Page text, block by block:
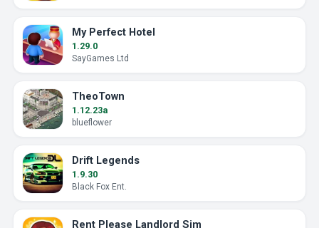
My Perfect Hotel
1.29.0
SayGames Ltd
TheoTown
1.12.23a
blueflower
Drift Legends
1.9.30
Black Fox Ent.
Rent Please Landlord Sim